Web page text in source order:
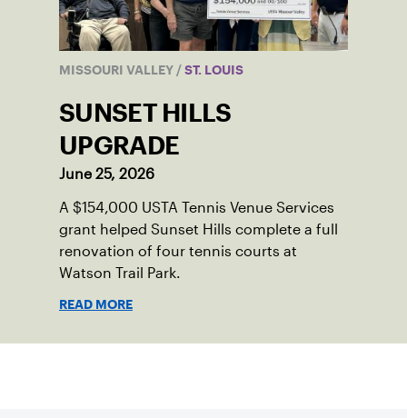
MISSOURI VALLEY / ST. LOUIS
SUNSET HILLS
UPGRADE
June 25, 2026
A $154,000 USTA Tennis Venue Services
grant helped Sunset Hills complete a full
renovation of four tennis courts at
Watson Trail Park.
READ MORE